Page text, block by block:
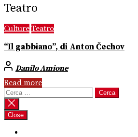
Teatro
Culture Teatro
“Il gabbiano”, di Anton Čechov
Danilo Amione
Read more
Ricerca
per:
Close